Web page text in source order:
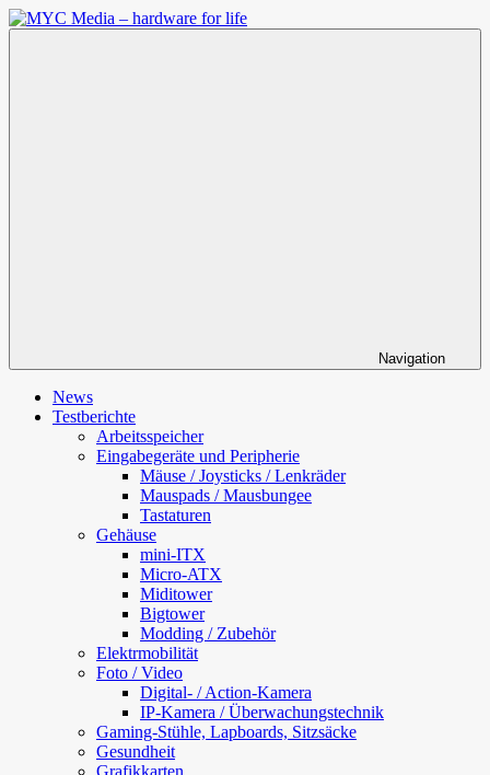
Zum
Inhalt
Navigation
News
Testberichte
Arbeitsspeicher
Eingabegeräte und Peripherie
Mäuse / Joysticks / Lenkräder
Mauspads / Mausbungee
Tastaturen
Gehäuse
mini-ITX
Micro-ATX
Miditower
Bigtower
Modding / Zubehör
Elektrmobilität
Foto / Video
Digital- / Action-Kamera
IP-Kamera / Überwachungstechnik
Gaming-Stühle, Lapboards, Sitzsäcke
Gesundheit
Grafikkarten